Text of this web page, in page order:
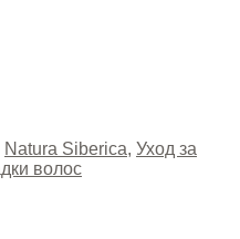
Natura Siberica, Уход за
волос